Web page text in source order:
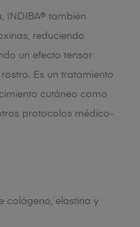
INDIBA® también
reduciendo
un efecto tensor
Es un tratamiento
cutáneo como
protocolos médico-
colágeno, elastina y